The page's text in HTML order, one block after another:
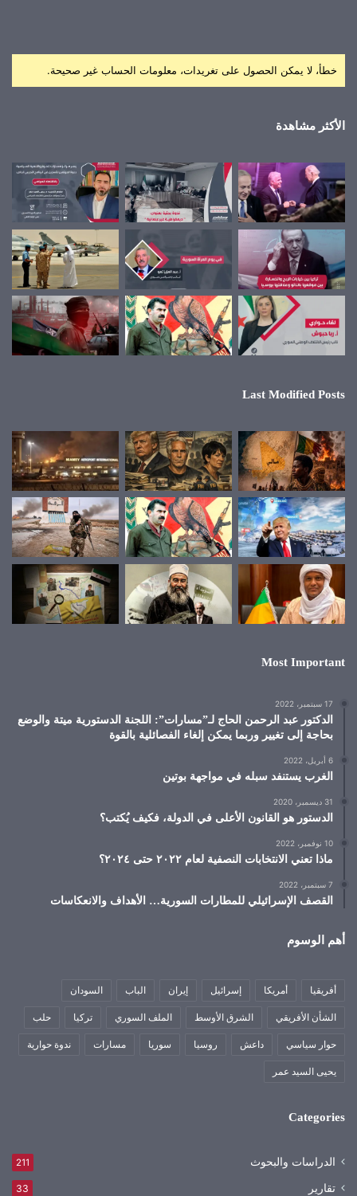
خطأ، لا يمكن الحصول على تغريدات، معلومات الحساب غير صحيحة.
الأكثر مشاهدة
Last Modified Posts
Most Important
17 سبتمبر، 2022
الدكتور عبد الرحمن الحاج لـ”مسارات”: اللجنة الدستورية ميتة والوضع
بحاجة إلى تغيير وربما يمكن إلغاء الفصائلية بالقوة
6 أبريل، 2022
الغرب يستنفد سبله في مواجهة بوتين
31 ديسمبر، 2020
الدستور هو القانون الأعلى في الدولة، فكيف يُكتب؟
10 نوفمبر، 2022
ماذا تعني الانتخابات النصفية لعام ٢٠٢٢ حتى ٢٠٢٤؟
7 سبتمبر، 2022
القصف الإسرائيلي للمطارات السورية… الأهداف والانعكاسات
أهم الوسوم
أفريقيا أمريكا إسرائيل إيران الباب السودان
الشأن الأفريقي الشرق الأوسط الملف السوري تركيا حلب
حوار سياسي داعش روسيا سوريا مسارات ندوة حوارية
يحيى السيد عمر
Categories
الدراسات والبحوث 211
تقارير 33